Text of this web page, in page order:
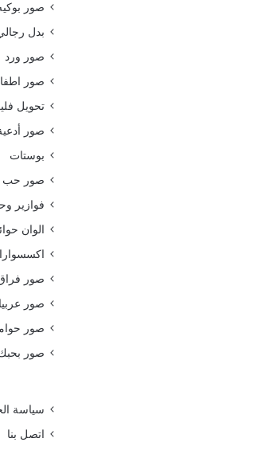
صور
بدل
صور ورد
صور
تحويل
صور
بوستات
صور حب
فوازير
الوان
صور
صور
صور
صور
سياسة
اتصل بنا